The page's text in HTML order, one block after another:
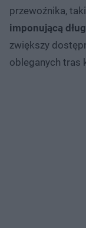
przewoźnika,
imponującą
zwiększy
obleganych tras